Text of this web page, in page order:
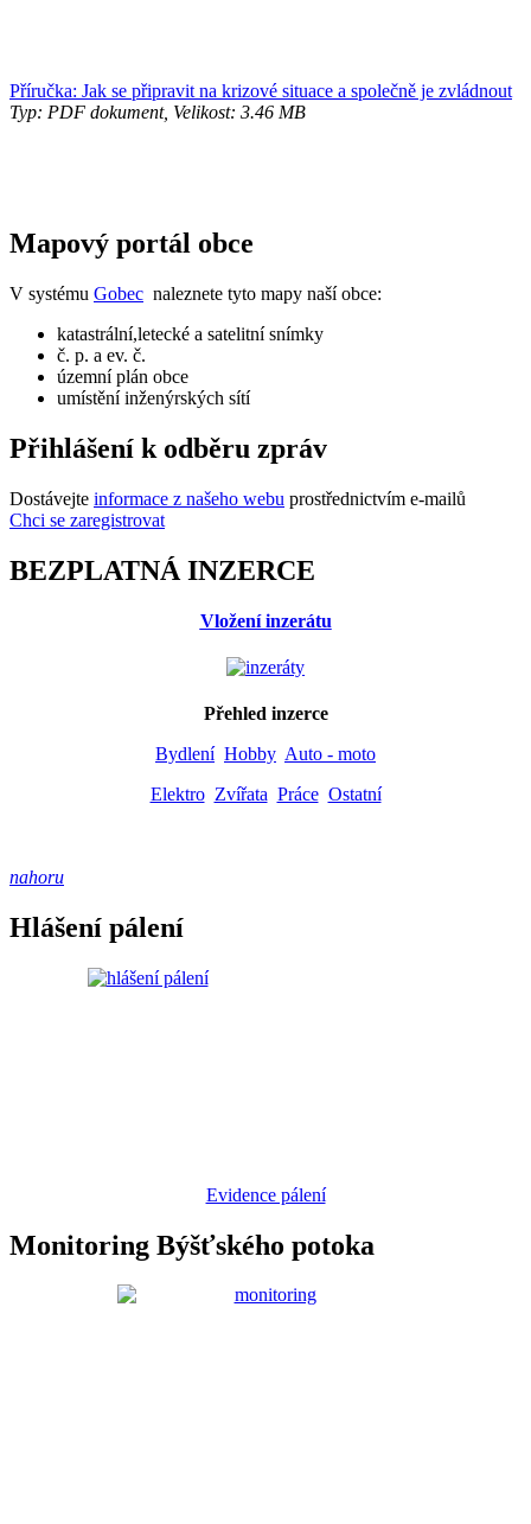
Příručka: Jak se připravit na krizové situace a společně je zvládnout
Typ: PDF dokument, Velikost: 3.46 MB
Mapový portál obce
V systému Gobec naleznete tyto mapy naší obce:
katastrální,letecké a satelitní snímky
č. p. a ev. č.
územní plán obce
umístění inženýrských sítí
Přihlášení k odběru zpráv
Dostávejte informace z našeho webu prostřednictvím e-mailů
Chci se zaregistrovat
BEZPLATNÁ INZERCE
Vložení inzerátu
Přehled inzerce
Bydlení Hobby Auto - moto
Elektro Zvířata Práce Ostatní
nahoru
Hlášení pálení
Evidence pálení
Monitoring Býšťského potoka